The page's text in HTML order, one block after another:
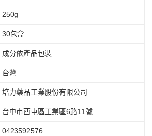
250g
30包盒
成分依產品包裝
台灣
培力藥品工業股份有限公司
台中市西屯區工業區6路11號
0423592576